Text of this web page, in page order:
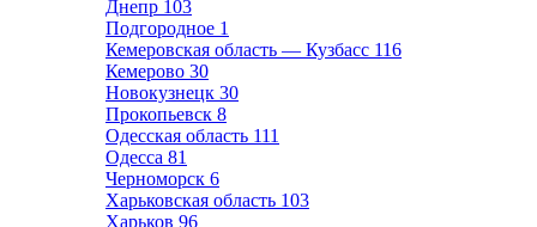
Днепр 103
Подгородное 1
Кемеровская область — Кузбасс 116
Кемерово 30
Новокузнецк 30
Прокопьевск 8
Одесская область 111
Одесса 81
Черноморск 6
Харьковская область 103
Харьков 96